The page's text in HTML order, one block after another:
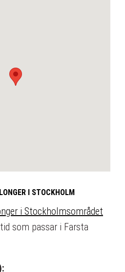
I STOCKHOLM
i Stockholmsområdet
som passar i Farsta